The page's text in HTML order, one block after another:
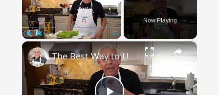
Unmute
Now Playing
×
The Best Way to Use Italian Frying Peppers